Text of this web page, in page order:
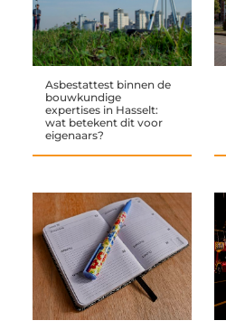
Asbestattest binnen de
bouwkundige
expertises in Hasselt:
wat betekent dit voor
eigenaars?